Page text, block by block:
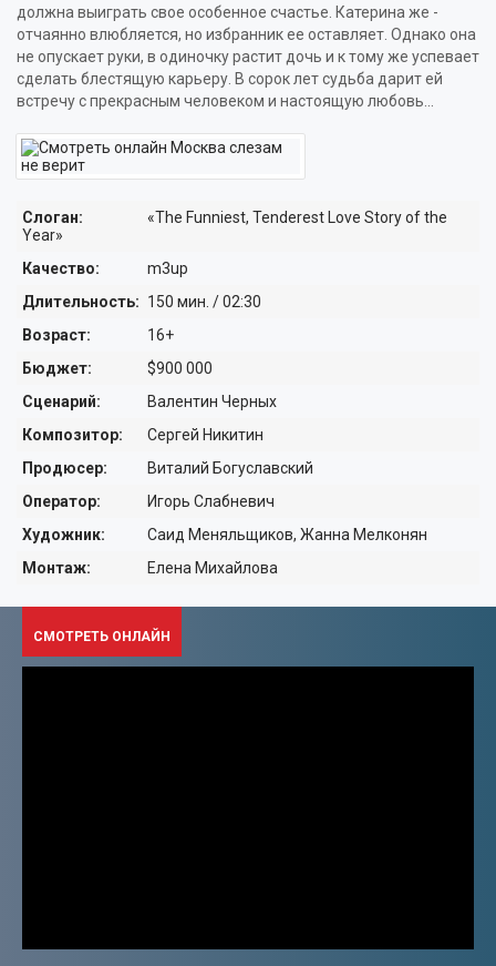
ВЕСТЕРН
КРИМИНАЛ
ИСТОРИЧЕСКИЙ
СЕМЕЙНЫЙ
РОМАНТИКА
МИСТИКА
ЗАРУБЕЖНЫЕ
МУЛЬТФИЛЬМЫ
МУЛЬТСЕРИАЛЫ
ЮМОРИСТИЧЕСКИЕ
ДЕТЯМ ОТ 12 ЛЕТ
ТЕЛЕВИДЕНИЕ
ПУТЕШЕСТВИЯ
АКТИВНЫЙ ОТДЫХ
КУЛИНАРИЯ
ПРО КИНО
ПЕРСОНЫ
МУЗЫКА
должна выиграть свое особенное счастье. Катерина же -
отчаянно влюбляется, но избранник ее оставляет. Однако она
не опускает руки, в одиночку растит дочь и к тому же успевает
сделать блестящую карьеру. В сорок лет судьба дарит ей
встречу с прекрасным человеком и настоящую любовь...
Слоган:
«The Funniest, Tenderest Love Story of the
Year»
Качество:
m3up
Длительность: 150 мин. / 02:30
Возраст:
16+
Бюджет:
$900 000
Сценарий:
Валентин Черных
Композитор:
Сергей Никитин
Продюсер:
Виталий Богуславский
Оператор:
Игорь Слабневич
Художник:
Саид Меняльщиков, Жанна Мелконян
Монтаж:
Елена Михайлова
СМОТРЕТЬ ОНЛАЙН